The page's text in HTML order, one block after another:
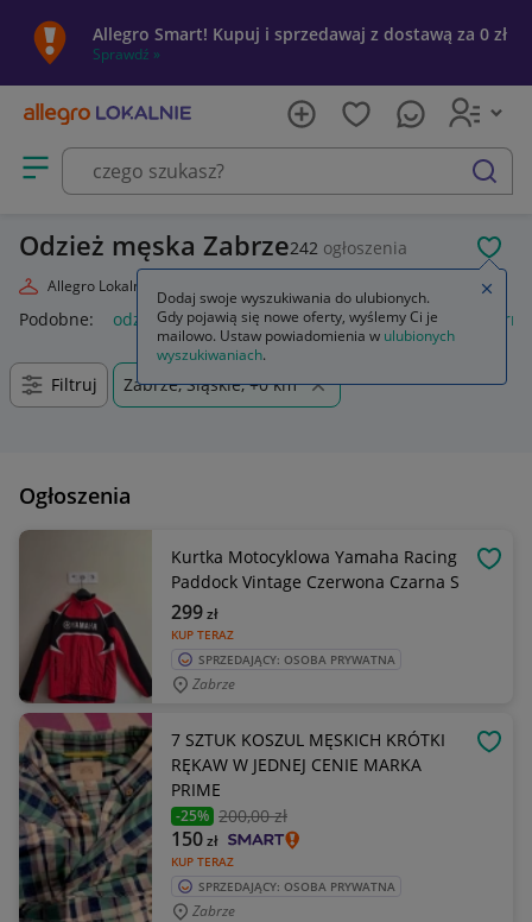
Allegro Smart! Kupuj i sprzedawaj z dostawą za 0 zł
Sprawdź »
Otwórz menu z kategoriami
szukaj
Odzież męska Zabrze242 ogłoszenia
Allegro Lokalnie Odzież męska
Podobne: odzież męska odzież robocza męska odzież
Filtruj Zabrze, Śląskie, +0 km
Ogłoszenia
Kurtka Motocyklowa Yamaha Racing
Paddock Vintage Czerwona Czarna S
KUP TERAZ
299zł
SPRZEDAJĄCY: OSOBA PRYWATNA
Zabrze
7 SZTUK KOSZUL MĘSKICH KRÓTKI
RĘKAW W JEDNEJ CENIE MARKA
PRIME
-25% 200,00 zł
KUP TERAZ
150zł
SPRZEDAJĄCY: OSOBA PRYWATNA
Zabrze
Dodaj swoje wyszukiwania do ulubionych.
Gdy pojawią się nowe oferty, wyślemy Ci je
mailowo. Ustaw powiadomienia w ulubionych
wyszukiwaniach.